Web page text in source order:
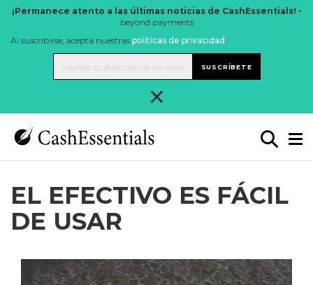
¡Permanece atento a las últimas noticias de CashEssentials! -
beyond payments
Al suscribirse, acepta nuestras políticas de privacidad .
SUSCRÍBETE
×
EL EFECTIVO ES FÁCIL
DE USAR